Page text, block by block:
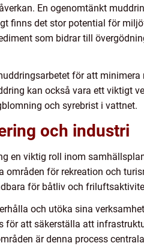
En ogenomtänkt
finns det stor potential för
som bidrar till
för att minimera
kan också vara ett viktigt
och syrebrist i vattnet.
och industri
en viktig roll inom
för rekreation och
för båtliv och
och utöka sina
för att säkerställa att
är denna process